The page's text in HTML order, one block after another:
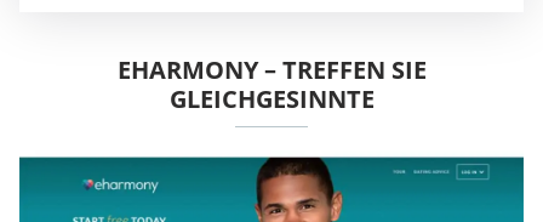
EHARMONY – TREFFEN SIE
GLEICHGESINNTE